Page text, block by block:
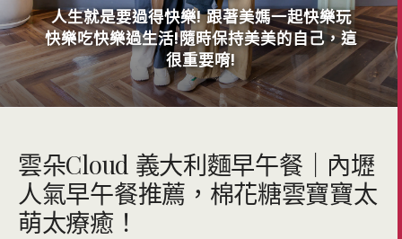
人生就是要過得快樂! 跟著美媽一起快樂玩
快樂吃快樂過生活!隨時保持美美的自己，這
很重要唷!
雲朵Cloud 義大利麵早午餐｜內壢
人氣早午餐推薦，棉花糖雲寶寶太
萌太療癒！